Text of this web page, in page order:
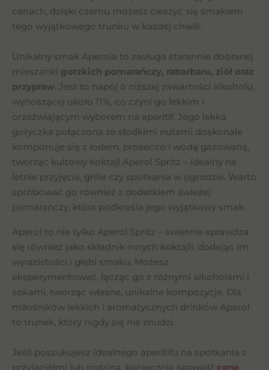
cenach, dzięki czemu możesz cieszyć się smakiem
tego wyjątkowego trunku w każdej chwili.
Unikalny smak Aperola to zasługa starannie dobranej
mieszanki gorzkich pomarańczy, rabarbaru, ziół oraz
przypraw. Jest to napój o niższej zawartości alkoholu,
wynoszącej około 11%, co czyni go lekkim i
orzeźwiającym wyborem na aperitif. Jego lekka
goryczka połączona ze słodkimi nutami doskonale
komponuje się z lodem, prosecco i wodą gazowaną,
tworząc kultowy koktajl Aperol Spritz – idealny na
letnie przyjęcia, grille czy spotkania w ogrodzie. Warto
spróbować go również z dodatkiem świeżej
pomarańczy, która podkreśla jego wyjątkowy smak.
Aperol to nie tylko Aperol Spritz – świetnie sprawdza
się również jako składnik innych koktajli, dodając im
wyrazistości i głębi smaku. Możesz
eksperymentować, łącząc go z różnymi alkoholami i
sokami, tworząc własne, unikalne kompozycje. Dla
miłośników lekkich i aromatycznych drinków Aperol
to trunek, który nigdy się nie znudzi.
Jeśli poszukujesz idealnego aperitifu na spotkania z
przyjaciółmi lub rodziną, koniecznie sprawdź cenę